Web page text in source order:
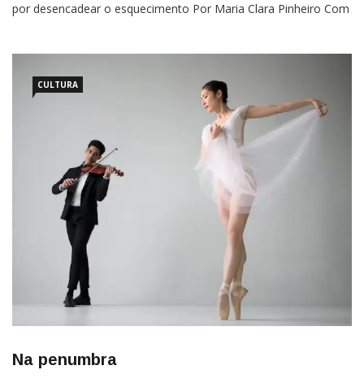
por desencadear o esquecimento Por Maria Clara Pinheiro Com
CULTURA
Na penumbra